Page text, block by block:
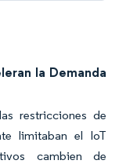
la Demanda
restricciones de
limitaban el IoT
cambien de